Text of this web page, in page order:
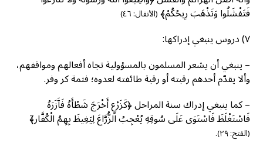
فَتَفْشَلُوا وَتَذْهَبَ رِيحُكُمْ﴾(الأنفال: ٤٦)
٧) دروس ينبغي إدراكها:
– ينبغي أن يشعر المسلمون بالمسؤولية تجاه أفعالهم ومواقفهم،
وألا يقدّم أحدهم رقبته أو رقبة طائفته لعدوه؛ فثمة كر وفر.
– كما ينبغي إدراك سنة المراحل ﴿كَزَرْعٍ أَخْرَجَ شَطْأَهُ فَآَزَرَهُ
فَاسْتَغْلَظَ فَاسْتَوَى عَلَى سُوقِهِ يُعْجِبُ الزُّرَّاعَ لِيَغِيظَ بِهِمُ الْكُفَّار﴾َ
(الفتح: ٢٩).